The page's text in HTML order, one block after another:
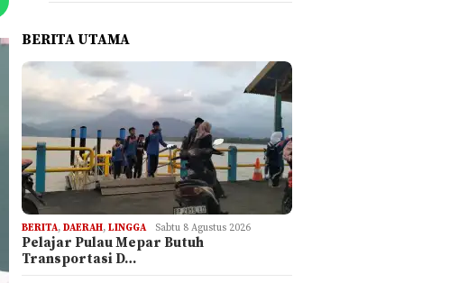
BERITA UTAMA
BERITA,DAERAH,LINGGA Sabtu 8 Agustus 2026
Pelajar Pulau Mepar Butuh
Transportasi D…